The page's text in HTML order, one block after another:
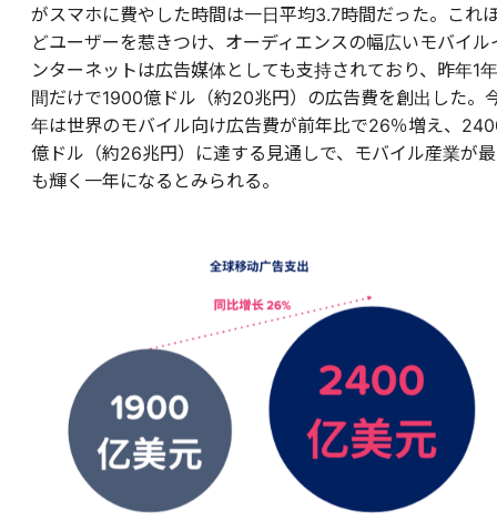
がスマホに費やした時間は一日平均3.7時間だった。これ
どユーザーを惹きつけ、オーディエンスの幅広いモバイル
ンターネットは広告媒体としても支持されており、昨年1年
間だけで1900億ドル（約20兆円）の広告費を創出した。
年は世界のモバイル向け広告費が前年比で26％増え、
億ドル（約26兆円）に達する見通しで、モバイル産業が最
も輝く一年になるとみられる。